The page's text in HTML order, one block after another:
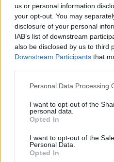
us or personal information
your opt-out. You may
disclosure of your personal
IAB’s list of downstream
also be disclosed by us to third
Downstream Participants that
Please note that this website/
not limited to your visit or
grant or deny consent to
use your data for below
consent section.
Personal Data Processing
I want to opt-out of the
personal data.
Opted In
I want to opt-out of the
Personal Data.
Opted In
az erdő talaján fejlődő
és azok jobban tudnak
területen a buszmegálló
folt, ahol gyakorlatilag
félnek. Bár én annak a
bizonyos mennyiségű
helye az erdőben is,
erdei életközösség
ahol ezek a kiszáradt